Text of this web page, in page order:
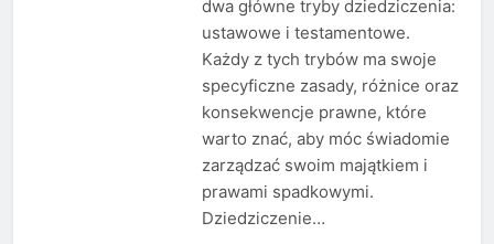
dwa główne tryby dziedziczenia:
ustawowe i testamentowe.
Każdy z tych trybów ma swoje
specyficzne zasady, różnice oraz
konsekwencje prawne, które
warto znać, aby móc świadomie
zarządzać swoim majątkiem i
prawami spadkowymi.
Dziedziczenie…